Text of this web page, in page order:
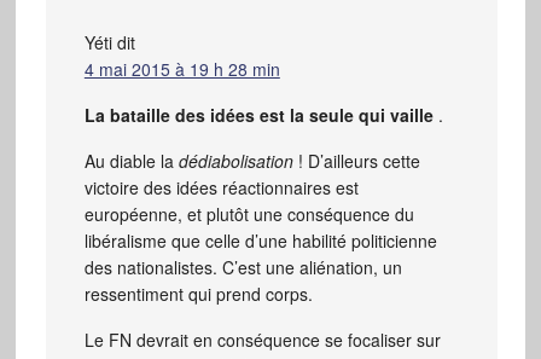
Yéti dit
4 mai 2015 à 19 h 28 min
La bataille des idées est la seule qui vaille .
Au diable la dédiabolisation ! D’ailleurs cette
victoire des idées réactionnaires est
européenne, et plutôt une conséquence du
libéralisme que celle d’une habilité politicienne
des nationalistes. C’est une aliénation, un
ressentiment qui prend corps.
Le FN devrait en conséquence se focaliser sur